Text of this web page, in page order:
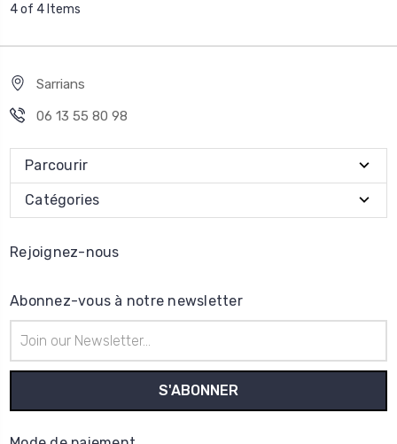
4 of 4 Items
Sarrians
06 13 55 80 98
Parcourir
Catégories
Rejoignez-nous
Abonnez-vous à notre newsletter
e-
mail